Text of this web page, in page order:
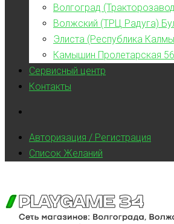
Волгоград
Волжский (ТРЦ Радуга)
Элиста (Республика
Камышин Пролетарская 56
Сервисный центр
Контакты
Авторизация / Регистрация
Список Желаний